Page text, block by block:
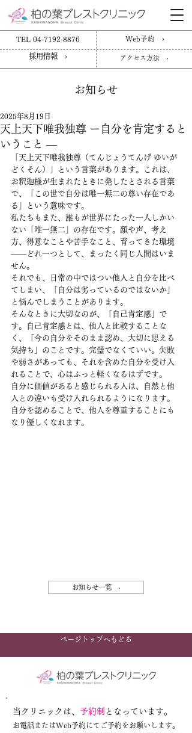
TEL 04-7192-8876 Web予約 ›
採用情報 › アクセス方法 ›
お知らせ
天上天下唯我独尊 ー自分を肯定すると
いうこと ―
2025年8月19日
「天上天下唯我独尊（てんじょうてんげ ゆいが
どくそん）」という言葉があります。これは、
お釈迦様が生まれたときに発したとされる言葉
で、「この世で自分は唯一無二の尊い存在であ
る」という意味です。
私たちもまた、誰もが世界にたった一人しかい
ない「唯一無二」の存在です。顔や声、考え
方、得意なことや苦手なこと、育ってきた環境
――どれ一つとして、まったく同じ人間はいま
せん。
それでも、日常の中ではつい他人と自分を比べ
てしまい、「自分は劣っているのではないか」
と悩んでしまうことがあります。
そんなときに大切なのが、「自己肯定感」で
す。自己肯定感とは、他人と比較することな
く、「今の自分をそのまま認め、大切に思える
気持ち」のことです。完璧でなくていい。失敗
や弱さがあっても、それを含めた自分を受け入
れることで、心はふっと軽くなるはずです。
自分に価値があると感じられる人は、自然と他
人との違いも受け入れられるようになります。
自分を認めることで、他人を尊重することにも
なり優しくなれます。
お知らせ一覧 ›
ページトップへもどる
当クリニックは、 予約制 となっています。
お電話またはWeb予約にてご予約をお願いします。